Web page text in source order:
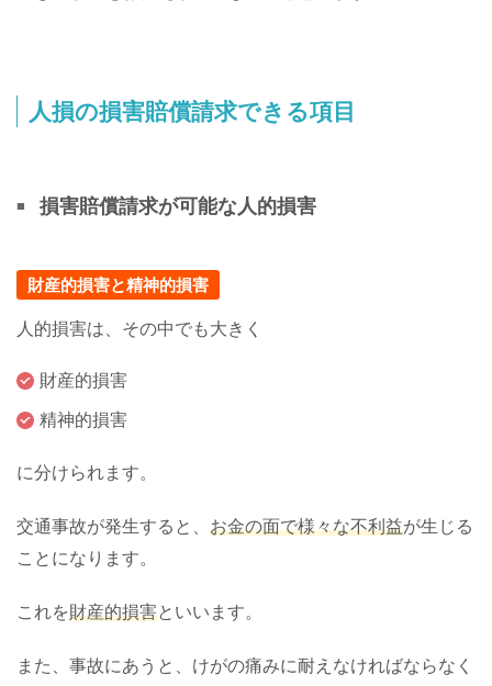
人損の損害賠償請求できる項目
損害賠償請求が可能な人的損害
財産的損害と精神的損害
人的損害は、その中でも大きく
財産的損害
精神的損害
に分けられます。
交通事故が発生すると、 お金の面で様々な不利益が生じる
ことになります。
これを財産的損害といいます。
また、事故にあうと、けがの痛みに耐えなければならなく